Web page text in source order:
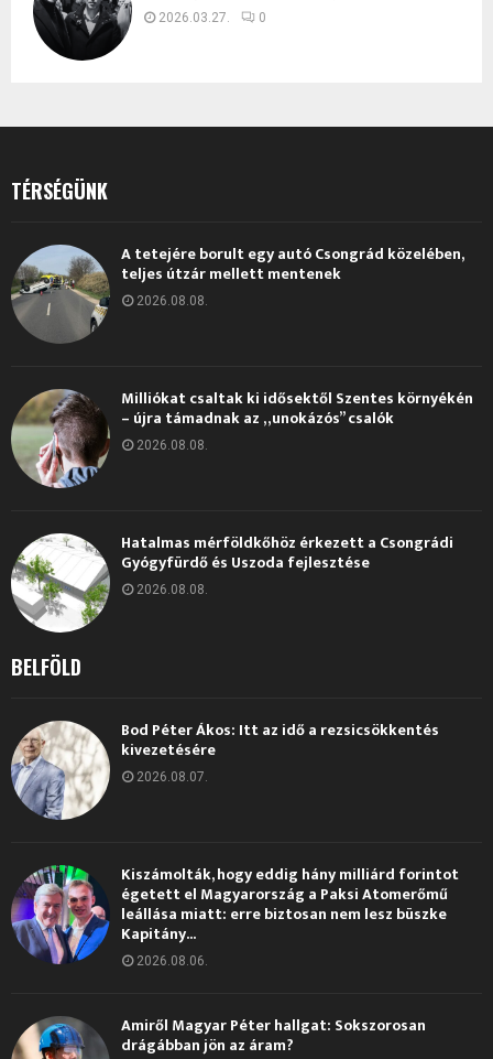
2026.03.27. 0
TÉRSÉGÜNK
A tetejére borult egy autó Csongrád közelében,
teljes útzár mellett mentenek
2026.08.08.
Milliókat csaltak ki idősektől Szentes környékén
– újra támadnak az „unokázós” csalók
2026.08.08.
Hatalmas mérföldkőhöz érkezett a Csongrádi
Gyógyfürdő és Uszoda fejlesztése
2026.08.08.
BELFÖLD
Bod Péter Ákos: Itt az idő a rezsicsökkentés
kivezetésére
2026.08.07.
Kiszámolták, hogy eddig hány milliárd forintot
égetett el Magyarország a Paksi Atomerőmű
leállása miatt: erre biztosan nem lesz büszke
Kapitány...
2026.08.06.
Amiről Magyar Péter hallgat: Sokszorosan
drágábban jön az áram?